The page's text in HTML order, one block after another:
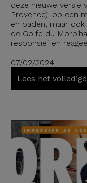
deze nieuwe versie
Provence), op een
en paden, maar
de Golfe du
responsief en
07/02/2024
Lees het